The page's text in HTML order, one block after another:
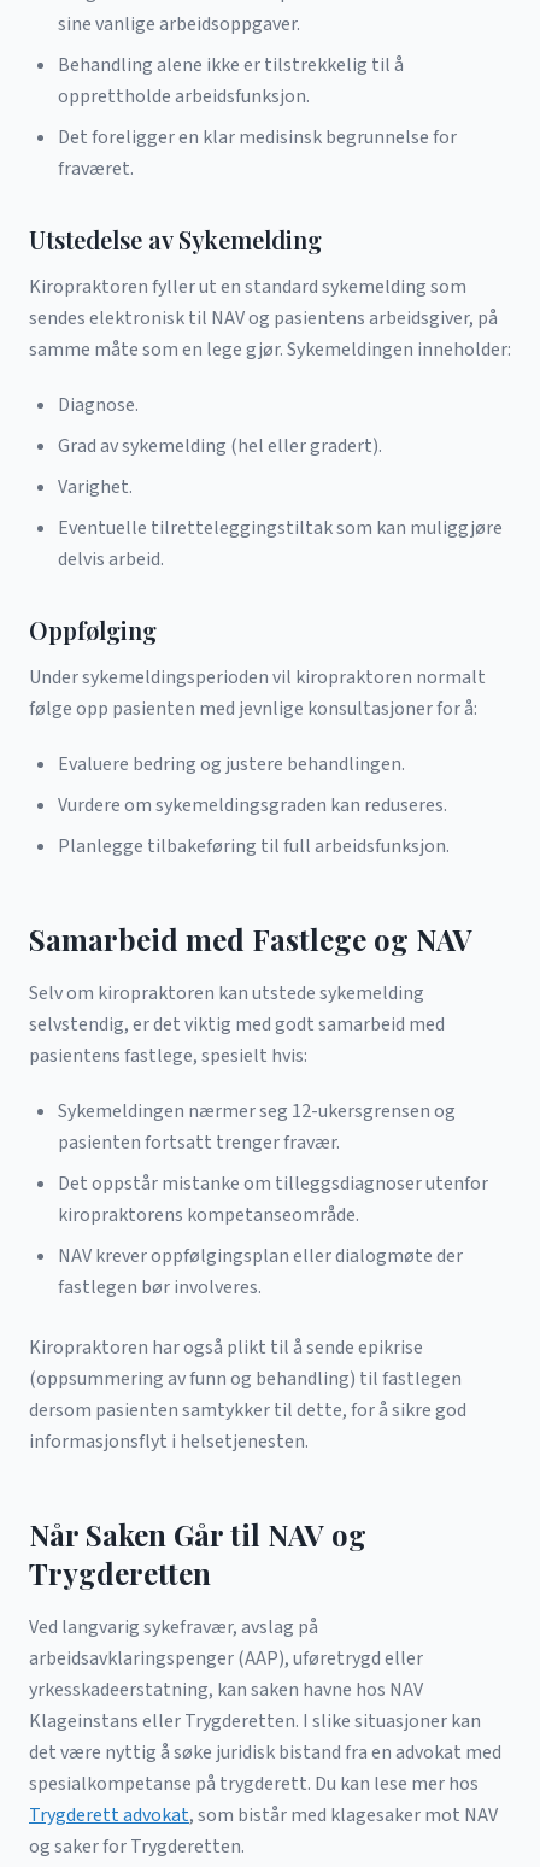
sine vanlige arbeidsoppgaver.
Behandling alene ikke er tilstrekkelig til å
opprettholde arbeidsfunksjon.
Det foreligger en klar medisinsk begrunnelse for
fraværet.
Utstedelse av Sykemelding
Kiropraktoren fyller ut en standard sykemelding som
sendes elektronisk til NAV og pasientens arbeidsgiver, på
samme måte som en lege gjør. Sykemeldingen inneholder:
Diagnose.
Grad av sykemelding (hel eller gradert).
Varighet.
Eventuelle tilretteleggingstiltak som kan muliggjøre
delvis arbeid.
Oppfølging
Under sykemeldingsperioden vil kiropraktoren normalt
følge opp pasienten med jevnlige konsultasjoner for å:
Evaluere bedring og justere behandlingen.
Vurdere om sykemeldingsgraden kan reduseres.
Planlegge tilbakeføring til full arbeidsfunksjon.
Samarbeid med Fastlege og NAV
Selv om kiropraktoren kan utstede sykemelding
selvstendig, er det viktig med godt samarbeid med
pasientens fastlege, spesielt hvis:
Sykemeldingen nærmer seg 12-ukersgrensen og
pasienten fortsatt trenger fravær.
Det oppstår mistanke om tilleggsdiagnoser utenfor
kiropraktorens kompetanseområde.
NAV krever oppfølgingsplan eller dialogmøte der
fastlegen bør involveres.
Kiropraktoren har også plikt til å sende epikrise
(oppsummering av funn og behandling) til fastlegen
dersom pasienten samtykker til dette, for å sikre god
informasjonsflyt i helsetjenesten.
Når Saken Går til NAV og
Trygderetten
Ved langvarig sykefravær, avslag på
arbeidsavklaringspenger (AAP), uføretrygd eller
yrkesskadeerstatning, kan saken havne hos NAV
Klageinstans eller Trygderetten. I slike situasjoner kan
det være nyttig å søke juridisk bistand fra en advokat med
spesialkompetanse på trygderett. Du kan lese mer hos
Trygderett advokat, som bistår med klagesaker mot NAV
og saker for Trygderetten.